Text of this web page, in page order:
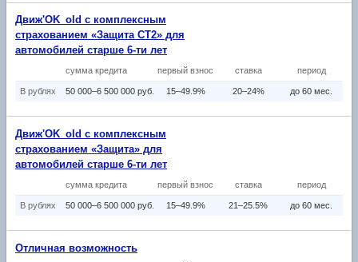
Движ'OK_old с комплексным
страхованием «Защита СТ2» для
автомобилей старше 6-ти лет
сумма кредита первый взнос ставка период
В рублях 50 000–6 500 000 руб. 15–49.9% 20–24% до 60 мес.
Движ'OK_old с комплексным
страхованием «Защита» для
автомобилей старше 6-ти лет
сумма кредита первый взнос ставка период
В рублях 50 000–6 500 000 руб. 15–49.9% 21–25.5% до 60 мес.
Отличная возможность